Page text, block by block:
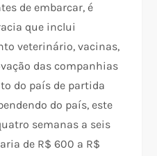
de embarcar, é
que inclui
veterinário, vacinas,
das companhias
do país de partida
do país, este
semanas a seis
de R$ 600 a R$